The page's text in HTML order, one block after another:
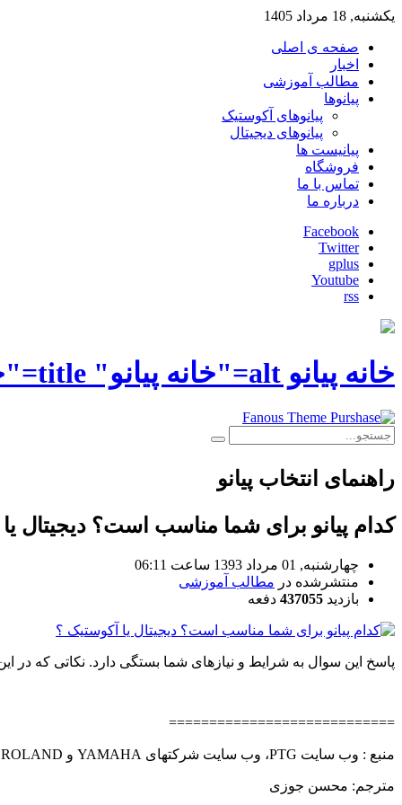
یکشنبه, 18 مرداد 1405
صفحه ی اصلی
اخبار
مطالب آموزشی
پیانوها
پیانوهای آکوستیک
پیانوهای دیجیتال
پیانیست ها
فروشگاه
تماس با ما
درباره ما
Facebook
Twitter
gplus
Youtube
rss
خانه پیانو alt="خانه پیانو" title="خانه پیانو"
راهنمای انتخاب پیانو
کدام پيانو برای شما مناسب است؟ دیجیتال
چهارشنبه, 01 مرداد 1393 ساعت 06:11
منتشرشده در مطالب آموزشی
بازدید 437055 دفعه
پاسخ این سوال به شرایط و نیازهای شما بستگی دارد. نکاتی که در
============================
منبع : وب سایت PTG، وب سایت شرکتهای YAMAHA و ROLAND
مترجم: محسن جوزی